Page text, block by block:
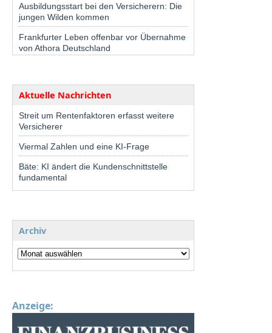
Ausbildungsstart bei den Versicherern: Die
jungen Wilden kommen
Frankfurter Leben offenbar vor Übernahme
von Athora Deutschland
Aktuelle Nachrichten
Streit um Rentenfaktoren erfasst weitere
Versicherer
Viermal Zahlen und eine KI-Frage
Bäte: KI ändert die Kundenschnittstelle
fundamental
Archiv
Anzeige: